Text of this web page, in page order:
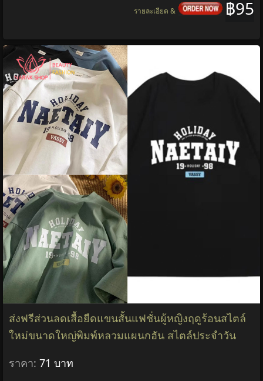
฿95
รายละเอียด &
ส่งฟรีส่วนลดเสื้อยืดแขนสั้นแฟชั่นผู้หญิงฤดูร้อนสไตล์
ใหม่ขนาดใหญ่พิมพ์หลวมแผนกฮัน สไตล์ประจำวัน
ราคา: 71 บาท